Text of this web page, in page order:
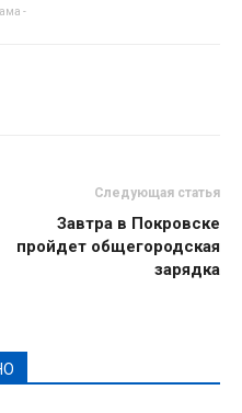
-
Следующая статья
Завтра в Покровске
пройдет общегородская
зарядка